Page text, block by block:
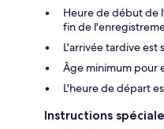
Heure de début de
fin de
L'arrivée tardive est
Âge minimum pour
L'heure de départ
Instructions